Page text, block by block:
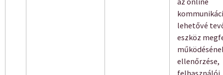
lehetővé
eszköz
ellenőrzése,